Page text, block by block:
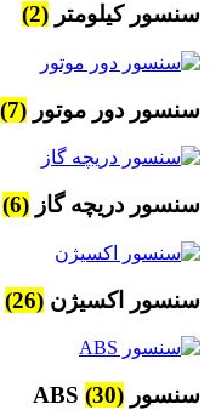
سنسور کیلومتر (2)
سنسور دور موتور (7)
سنسور دریچه گاز (6)
سنسور اکسیژن (26)
سنسور ABS (30)